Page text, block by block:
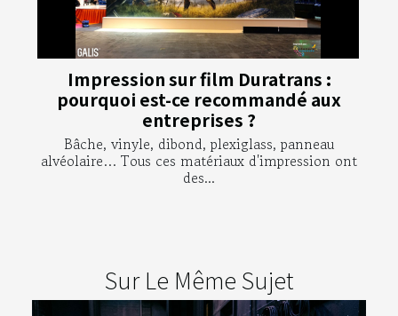
Impression sur film Duratrans :
pourquoi est-ce recommandé aux
entreprises ?
Bâche, vinyle, dibond, plexiglass, panneau
alvéolaire… Tous ces matériaux d'impression ont
des...
Sur Le Même Sujet